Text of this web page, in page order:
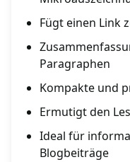
Fügt einen Link
Paragraphen
Kompakte und
Ermutigt den
Ideal für
Blogbeiträge